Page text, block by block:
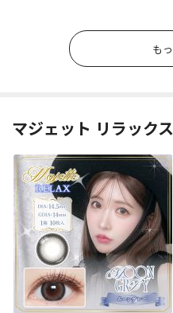
も
マジェット リラックス